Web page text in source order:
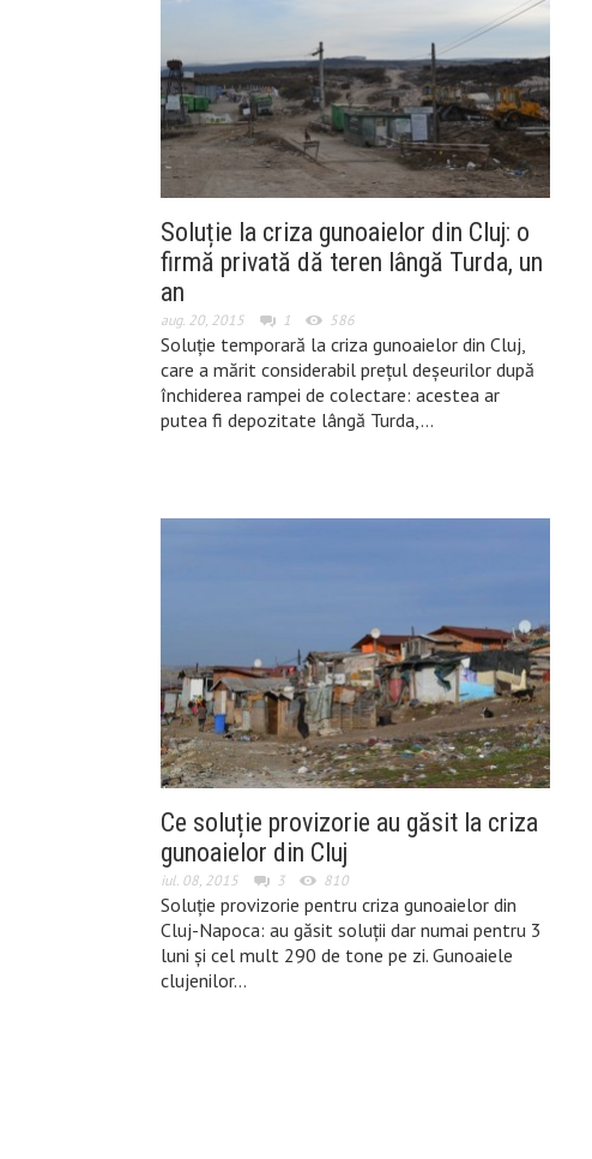
Soluție la criza gunoaielor din Cluj: o
firmă privată dă teren lângă Turda, un
an
aug. 20, 2015 1 586
Soluție temporară la criza gunoaielor din Cluj,
care a mărit considerabil prețul deșeurilor după
închiderea rampei de colectare: acestea ar
putea fi depozitate lângă Turda,…
Ce soluție provizorie au găsit la criza
gunoaielor din Cluj
iul. 08, 2015 3 810
Soluție provizorie pentru criza gunoaielor din
Cluj-Napoca: au găsit soluții dar numai pentru 3
luni și cel mult 290 de tone pe zi. Gunoaiele
clujenilor…